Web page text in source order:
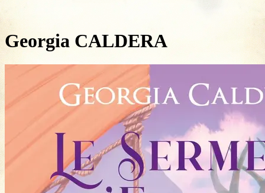
Georgia CALDERA